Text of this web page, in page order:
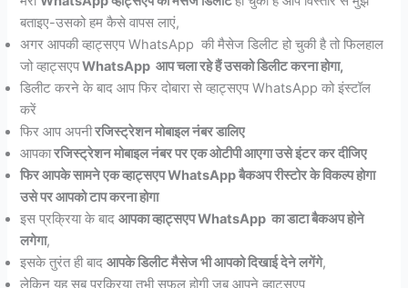
बताइए-उसको हम कैसे वापस लाएं,
अगर आपकी व्हाट्सएप WhatsApp की मैसेज डिलीट हो चुकी है तो फिलहाल
जो व्हाट्सएपWhatsApp आप चला रहे हैं उसको डिलीट करना होगा,
डिलीट करने के बाद आप फिर दोबारा से व्हाट्सएप WhatsApp को इंस्टॉल
करें
फिर आप अपनीरजिस्ट्रेशन मोबाइल नंबर डालिए
आपकारजिस्ट्रेशन मोबाइल नंबर पर एक ओटीपी आएगा उसे इंटर कर दीजिए
फिर आपके सामने एक व्हाट्सएप WhatsApp बैकअप रीस्टोर के विकल्प होगा
उसे पर आपको टाप करना होगा
इस प्रक्रिया के बादआपका व्हाट्सएप WhatsApp का डाटा बैकअप होने
लगेगा,
इसके तुरंत ही बादआपके डिलीट मैसेज भी आपको दिखाई देने लगेंगे,
लेकिन यह सब प्रक्रिया तभी सफल होगी जब आपने व्हाट्सएप